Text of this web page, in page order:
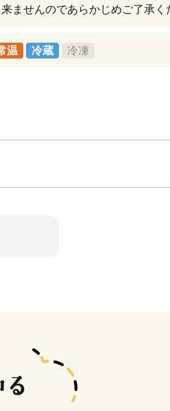
ませんのであらかじめご了承く
温 冷蔵 冷凍